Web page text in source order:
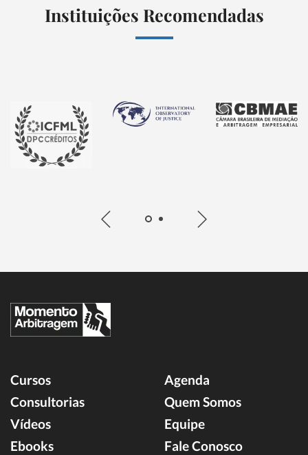
Instituições Recomendadas
Cursos
Consultorias
Vídeos
Ebooks
Agenda
Quem Somos
Equipe
Fale Conosco